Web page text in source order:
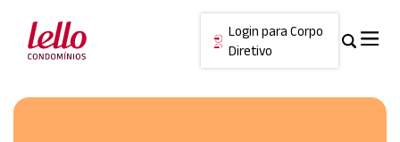
Login para Corpo
Diretivo
Cancelar